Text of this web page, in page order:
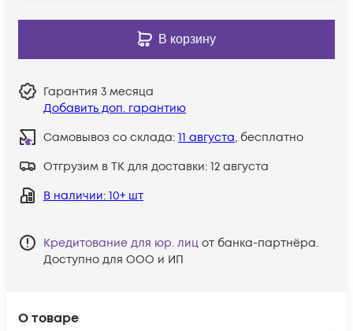
О товаре
В корзину
Гарантия 3 месяца
Добавить доп. гарантию
Самовывоз со склада: 11 августа, бесплатно
Отгрузим в ТК для доставки: 12 августа
В наличии: 10+ шт
Кредитование для юр. лиц от банка-партнёра.
Доступно для ООО и ИП